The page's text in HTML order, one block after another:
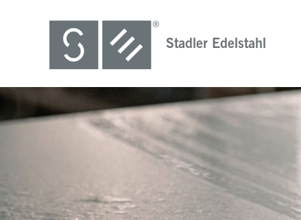
Stadler Edelstahl